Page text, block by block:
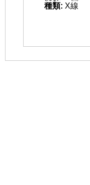
種類: X線